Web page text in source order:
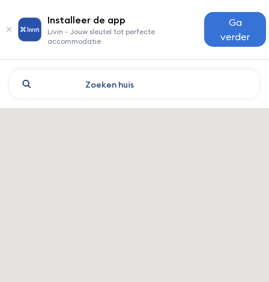
Installeer de app
Livin - Jouw sleutel tot perfecte
accommodatie
Ga
verder
Zoeken huis
Kiev: hotels en